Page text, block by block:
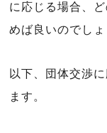
に応じる場合、
めば良いのでしょ
以下、団体交渉
ます。